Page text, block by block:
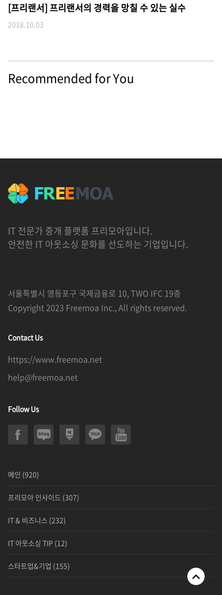
[프리랜서] 프리랜서의 경력을 망칠 수 있는 실수
2018.10.03
Recommended for You
IT 전문가 중개 플랫폼 프리모아입니다.
안전한 IT 아웃소싱 문화를 선도하는 기업입니다.
서울특별시 영등포구 국제금융로 10, TWO IFC 19층
Copyright 2023 Freemoa Inc., All rights reserved.
Contact Us
https://www.freemoa.net
help@freemoa.net
Follow Us
메인 (920)
프리모아 인사이드 (307)
IT & 비즈니스 (232)
IT 아웃소싱 TIP (12)
스타트업&기업 (155)